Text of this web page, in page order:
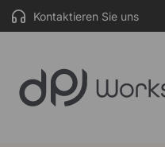
Kontaktieren Sie uns